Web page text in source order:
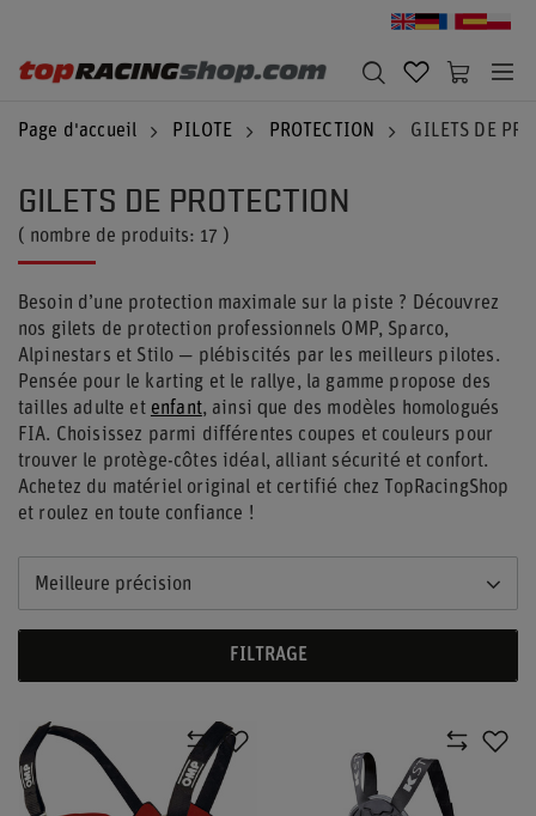
Page d'accueil PILOTE PROTECTION GILETS DE
GILETS DE PROTECTION
( nombre de produits: 17 )
Besoin d’une protection maximale sur la piste ? Découvrez
nos gilets de protection professionnels OMP, Sparco,
Alpinestars et Stilo — plébiscités par les meilleurs pilotes.
Pensée pour le karting et le rallye, la gamme propose des
tailles adulte et enfant, ainsi que des modèles homologués
FIA. Choisissez parmi différentes coupes et couleurs pour
trouver le protège-côtes idéal, alliant sécurité et confort.
Achetez du matériel original et certifié chez TopRacingShop
et roulez en toute confiance !
Meilleure précision
FILTRAGE